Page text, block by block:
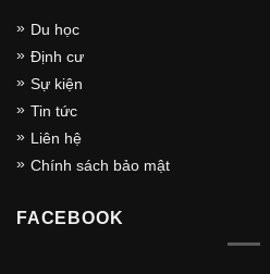
Du học
Định cư
Sự kiện
Tin tức
Liên hệ
Chính sách bảo mật
FACEBOOK